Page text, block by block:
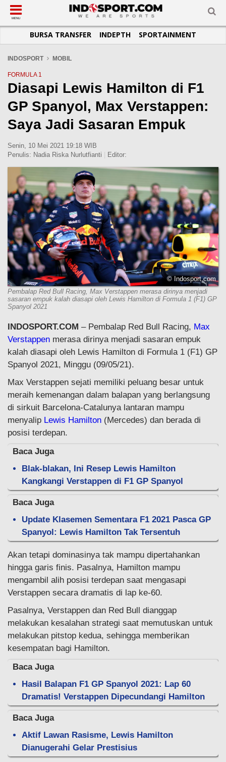
SUB-MENU
SEPAKBOLA
LIGA INGGRIS
LIGA ITALIA
LIGA SPANYOL
LIGA JERMAN
LIGA EUROPA
SUB-MENU
SPORTAINMENT
SUB-MENU
OTOMOTIF
OTOMANIA
SUB-MENU
BASKET
FUTSAL
OLIMPIK
E-SPORT
SUB-MENU
JADWAL
SUB-MENU
TOPIK HARI INI
INFOGRAFIS
GALERI FOTO
TEMPAT OLAHRAGA
KOMUNITAS SEHAT
MENU
BURSA TRANSFER INDEPTH SPORTAINMENT
INDOSPORT MOBIL
FORMULA 1
Diasapi Lewis Hamilton di F1
GP Spanyol, Max Verstappen:
Saya Jadi Sasaran Empuk
Senin, 10 Mei 2021 19:18 WIB
Penulis: Nadia Riska Nurlutfianti Editor:
© Indosport.com
Pembalap Red Bull Racing, Max Verstappen merasa dirinya menjadi
sasaran empuk kalah diasapi oleh Lewis Hamilton di Formula 1 (F1) GP
Spanyol 2021
INDOSPORT.COM – Pembalap Red Bull Racing, Max
Verstappen merasa dirinya menjadi sasaran empuk
kalah diasapi oleh Lewis Hamilton di Formula 1 (F1) GP
Spanyol 2021, Minggu (09/05/21).
Max Verstappen sejati memiliki peluang besar untuk
meraih kemenangan dalam balapan yang berlangsung
di sirkuit Barcelona-Catalunya lantaran mampu
menyalip Lewis Hamilton (Mercedes) dan berada di
posisi terdepan.
Baca Juga
Blak-blakan, Ini Resep Lewis Hamilton
Kangkangi Verstappen di F1 GP Spanyol
Baca Juga
Update Klasemen Sementara F1 2021 Pasca GP
Spanyol: Lewis Hamilton Tak Tersentuh
Akan tetapi dominasinya tak mampu dipertahankan
hingga garis finis. Pasalnya, Hamilton mampu
mengambil alih posisi terdepan saat mengasapi
Verstappen secara dramatis di lap ke-60.
Pasalnya, Verstappen dan Red Bull dianggap
melakukan kesalahan strategi saat memutuskan untuk
melakukan pitstop kedua, sehingga memberikan
kesempatan bagi Hamilton.
Baca Juga
Hasil Balapan F1 GP Spanyol 2021: Lap 60
Dramatis! Verstappen Dipecundangi Hamilton
Baca Juga
Aktif Lawan Rasisme, Lewis Hamilton
Dianugerahi Gelar Prestisius